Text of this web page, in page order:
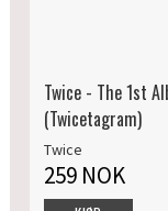
Twice - The 1st
(Twicetagram)
Twice
259 NOK